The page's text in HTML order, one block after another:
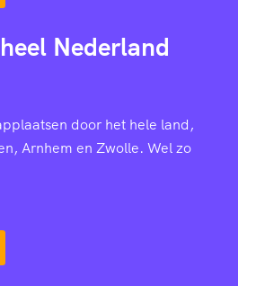
Nederland
door het hele land,
Arnhem en Zwolle. Wel zo